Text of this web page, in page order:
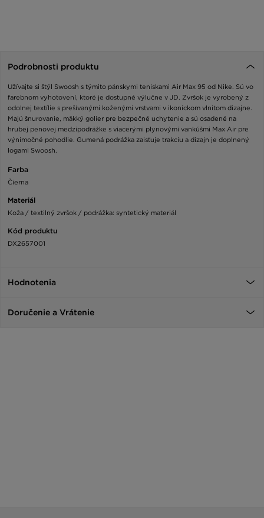
Podrobnosti produktu
Užívajte si štýl Swoosh s týmito pánskymi teniskami Air Max 95 od Nike. Sú vo
farebnom vyhotovení, ktoré je dostupné výlučne v JD. Zvršok je vyrobený z
odolnej textílie s prešívanými koženými vrstvami v ikonickom vlnitom dizajne.
Majú šnurovanie, mäkký golier pre bezpečné uchytenie a sú osadené na
hrubej penovej medzipodrážke s viacerými plynovými vankúšmi Max Air pre
výnimočné pohodlie. Gumená podrážka zaisťuje trakciu a dizajn je doplnený
logami Swoosh.
Farba
Čierna
Materiál
Koža / textilný zvršok / podrážka: syntetický materiál
Kód produktu
DX2657001
Hodnotenia
Doručenie a Vrátenie